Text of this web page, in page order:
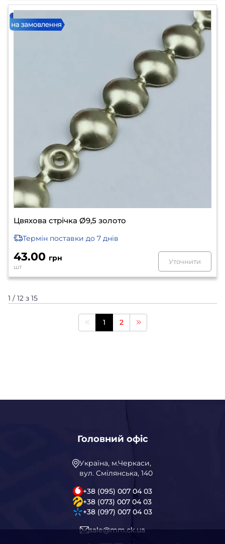
Цвяхова стрічка Ø9,5 золото
Термін поставки до 7 днів
43.00 грн
шт
Уточнити
1 / 12 з 15
1 2
Головний офіс
Україна, м.Черкаси,
вул. Смілянська, 140
+38 (095) 007 04 03
+38 (073) 007 04 03
+38 (097) 007 04 03
sale@mm.ck.ua